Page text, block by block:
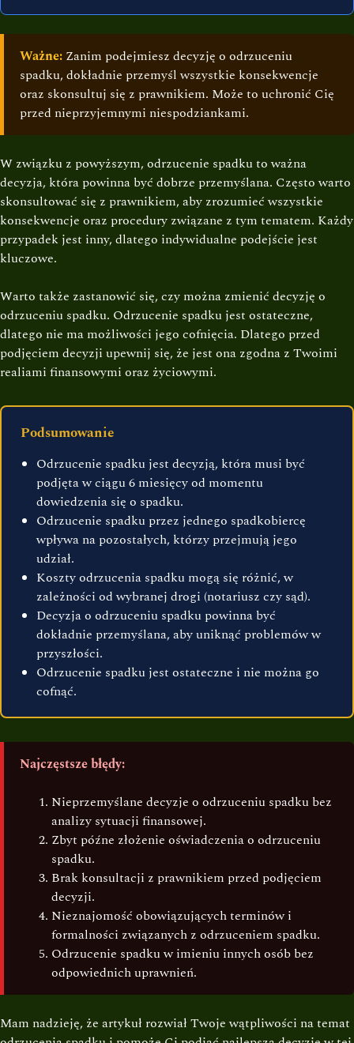
Ważne: Zanim podejmiesz decyzję o odrzuceniu
spadku, dokładnie przemyśl wszystkie konsekwencje
oraz skonsultuj się z prawnikiem. Może to uchronić Cię
przed nieprzyjemnymi niespodziankami.
W związku z powyższym, odrzucenie spadku to ważna
decyzja, która powinna być dobrze przemyślana. Często warto
skonsultować się z prawnikiem, aby zrozumieć wszystkie
konsekwencje oraz procedury związane z tym tematem. Każdy
przypadek jest inny, dlatego indywidualne podejście jest
kluczowe.
Warto także zastanowić się, czy można zmienić decyzję o
odrzuceniu spadku. Odrzucenie spadku jest ostateczne,
dlatego nie ma możliwości jego cofnięcia. Dlatego przed
podjęciem decyzji upewnij się, że jest ona zgodna z Twoimi
realiami finansowymi oraz życiowymi.
Podsumowanie
Odrzucenie spadku jest decyzją, która musi być
podjęta w ciągu 6 miesięcy od momentu
dowiedzenia się o spadku.
Odrzucenie spadku przez jednego spadkobiercę
wpływa na pozostałych, którzy przejmują jego
udział.
Koszty odrzucenia spadku mogą się różnić, w
zależności od wybranej drogi (notariusz czy sąd).
Decyzja o odrzuceniu spadku powinna być
dokładnie przemyślana, aby uniknąć problemów w
przyszłości.
Odrzucenie spadku jest ostateczne i nie można go
cofnąć.
Najczęstsze błędy:
Nieprzemyślane decyzje o odrzuceniu spadku bez
analizy sytuacji finansowej.
Zbyt późne złożenie oświadczenia o odrzuceniu
spadku.
Brak konsultacji z prawnikiem przed podjęciem
decyzji.
Nieznajomość obowiązujących terminów i
formalności związanych z odrzuceniem spadku.
Odrzucenie spadku w imieniu innych osób bez
odpowiednich uprawnień.
Mam nadzieję, że artykuł rozwiał Twoje wątpliwości na temat